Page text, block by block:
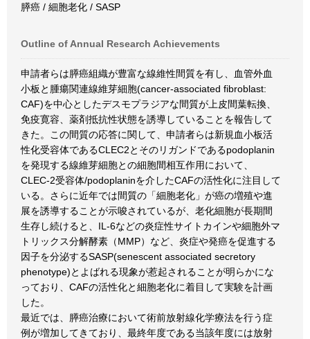
膵癌 / 細胞老化 / SASP
Outline of Annual Research Achievements
申請者らは膵癌組織が豊富な線維性間質を有し、血管外血
小板と腫瘍関連線維芽細胞(cancer-associated fibroblast:
CAF)を中心としたデスモプラジアな間質が上皮間葉転換、
免疫寛容、薬剤抵抗性状態を誘導していることを報告して
きた。この間質の応答に関して、申請者らは新規血小板活
性化受容体であるCLEC2とそのリガンドであるpodoplanin
を発現する線維芽細胞との細胞間相互作用において、
CLEC-2受容体/podoplaninを介したCAFの活性化に注目して
いる。さらに近年では間質の「細胞老化」が癌の増殖や進
展を誘導することが示唆されているが、老化細胞が長期間
生存し続けると、IL-6などの炎症性サイトカインや細胞外マ
トリックス分解酵素（MMP）など、炎症や発癌を促進する
因子を分泌するSASP(senescent associated secretory
phenotype)とよばれる現象が惹起されることが明らかにな
っており、CAFの活性化と細胞老化に着目して実験を計画
した。
最近では、膵癌治療において術前放射線化学療法を行う症
例が増加してきており、最終年度である当該年度には放射